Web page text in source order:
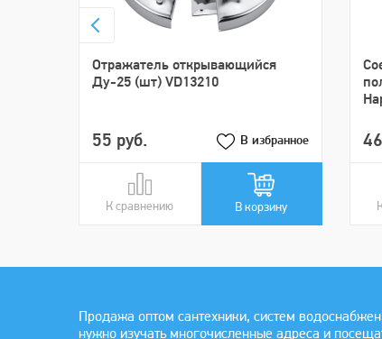
Отражатель открывающийся
Ду-25 (шт) VD13210
55 руб. В избранное
К сравнению
В сравнении В корзину
Продажа оптом сантехники, систем
нужно изучать многочисленные адреса и